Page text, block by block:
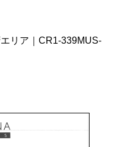
リア｜CR1-339MUS-